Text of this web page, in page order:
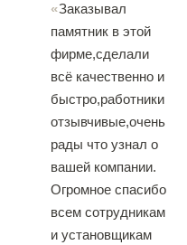
Заказывал
памятник в этой
фирме,сделали
всё качественно и
быстро,работники
отзывчивые,очень
рады что узнал о
вашей компании.
Огромное спасибо
всем сотрудникам
и установщикам